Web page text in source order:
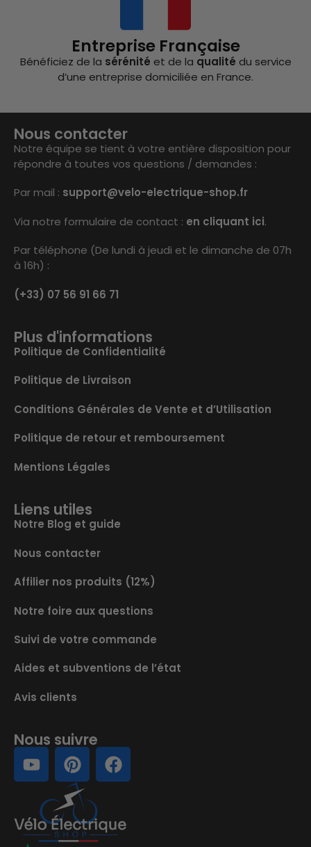
Entreprise Française
Bénéficiez de la sérénité et de la qualité du service
d’une entreprise domiciliée en France.
Nous contacter
Notre équipe se tient à votre entière disposition pour
répondre à toutes vos questions / demandes :
Par mail : support@velo-electrique-shop.fr
Via notre formulaire de contact : en cliquant ici.
Par téléphone (De lundi à jeudi et le dimanche de 07h
à 16h) :
(+33) 07 56 91 66 71
Plus d'informations
Politique de Confidentialité
Politique de Livraison
Conditions Générales de Vente et d’Utilisation
Politique de retour et remboursement
Mentions Légales
Liens utiles
Notre Blog et guide
Nous contacter
Affilier nos produits (12%)
Notre foire aux questions
Suivi de votre commande
Aides et subventions de l’état
Avis clients
Nous suivre